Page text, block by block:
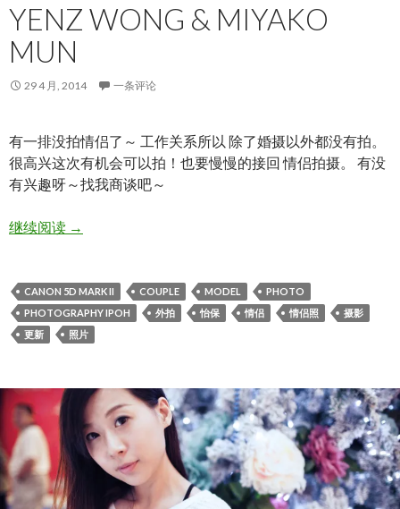
YENZ WONG & MIYAKO
MUN
29 4 月, 2014 一条评论
有一排没拍情侣了～ 工作关系所以 除了婚摄以外都没有拍。
很高兴这次有机会可以拍！也要慢慢的接回 情侣拍摄。 有没
有兴趣呀～找我商谈吧～
继续阅读Yenz Wong & Miyako Mun
→
CANON 5D MARK II COUPLE MODEL
PHOTO
PHOTOGRAPHY IPOH
外拍 怡保 情侣 情侣照
摄影
更新
照片